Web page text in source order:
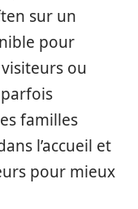
sur un
pour
ou
familles
l’accueil et
pour mieux